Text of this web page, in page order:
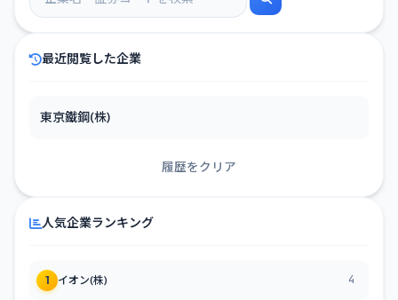
最近閲覧した企業
東京鐵鋼(株)
履歴をクリア
人気企業ランキング
1 イオン(株) 4